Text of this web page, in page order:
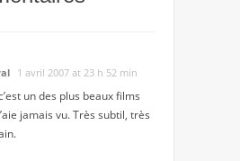
1 avril 2007 at 23 h 52 min
un des plus beaux films
jamais vu. Très subtil, très